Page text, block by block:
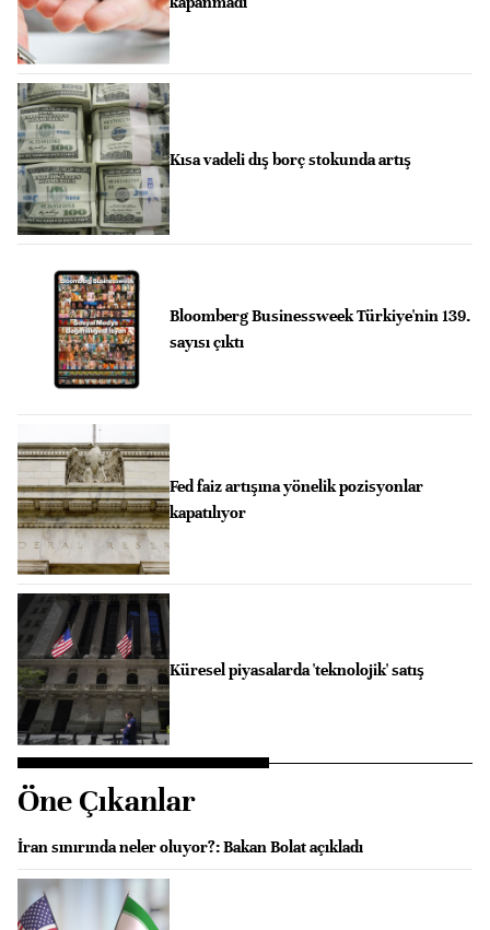
Kısa vadeli dış borç stokunda artış
Bloomberg Businessweek Türkiye'nin 139.
sayısı çıktı
Fed faiz artışına yönelik pozisyonlar
kapatılıyor
Küresel piyasalarda 'teknolojik' satış
Öne Çıkanlar
İran sınırında neler oluyor?: Bakan Bolat açıkladı